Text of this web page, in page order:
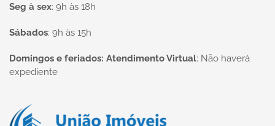
Seg à sex: 9h às 18h
Sábados: 9h às 15h
Domingos e feriados: Atendimento Virtual: Não haverá
expediente
Página inicial